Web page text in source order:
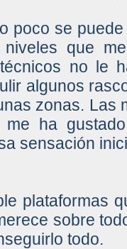
poco se
que
no le
algunos
zonas. Las
ha
sensación
plataformas
sobre
todo.